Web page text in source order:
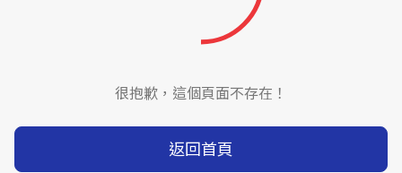
很抱歉，這個頁面不存在！
返回首頁